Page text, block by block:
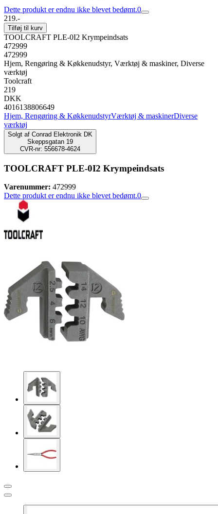
Dette produkt er endnu ikke blevet bedømt.0
219.-
Tilføj til kurv
TOOLCRAFT PLE-0I2 Krympeindsats
472999
472999
Hjem, Rengøring & Køkkenudstyr, Værktøj & maskiner, Diverse
værktøj
Toolcraft
219
DKK
4016138806649
Hjem, Rengøring & KøkkenudstyrVærktøj & maskinerDiverse
værktøj
Solgt af Conrad Elektronik DK
Skeppsgatan 19
CVR-nr: 556678-4624
TOOLCRAFT PLE-0I2 Krympeindsats
Varenummer: 472999
Dette produkt er endnu ikke blevet bedømt.0